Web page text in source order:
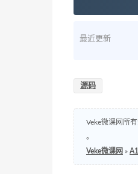
最近更新
源码
Veke微课网所
。
Veke微课网 »